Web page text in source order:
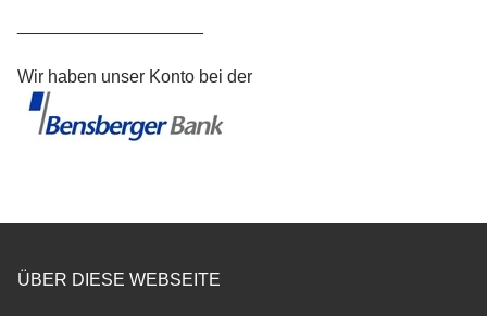
Wir haben unser Konto bei der
ÜBER DIESE WEBSEITE